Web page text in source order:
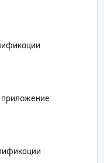
приложение